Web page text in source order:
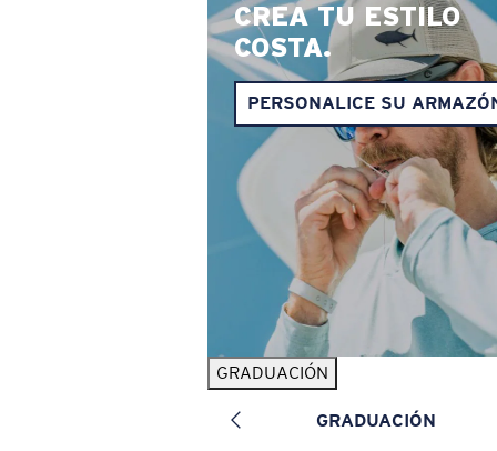
CREA TU ESTILO
COSTA.
PERSONALICE SU
GRADUACIÓN
GRADUACIÓN